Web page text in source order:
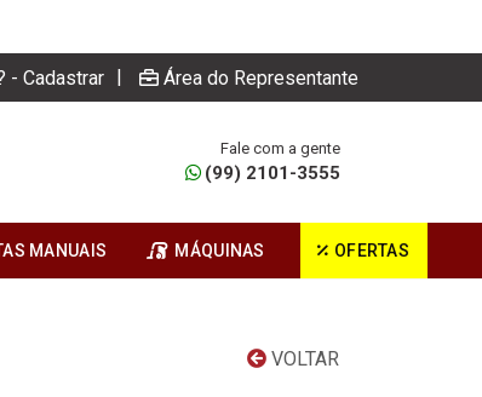
- Cadastrar | Área do Representante
Fale com a gente
(99) 2101-3555
MANUAIS MÁQUINAS OFERTAS
VOLTAR